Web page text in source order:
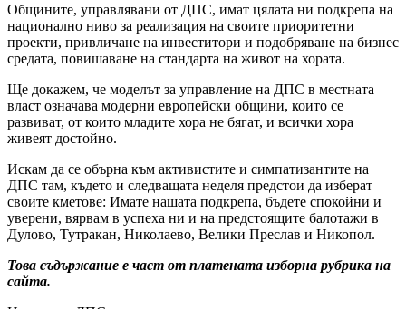
Общините, управлявани от ДПС, имат цялата ни подкрепа на
национално ниво за реализация на своите приоритетни
проекти, привличане на инвеститори и подобряване на бизнес
средата, повишаване на стандарта на живот на хората.
Ще докажем, че моделът за управление на ДПС в местната
власт означава модерни европейски общини, които се
развиват, от които младите хора не бягат, и всички хора
живеят достойно.
Искам да се обърна към активистите и симпатизантите на
ДПС там, където и следващата неделя предстои да изберат
своите кметове: Имате нашата подкрепа, бъдете спокойни и
уверени, вярвам в успеха ни и на предстоящите балотажи в
Дулово, Тутракан, Николаево, Велики Преслав и Никопол.
Това съдържание е част от платената изборна рубрика на
сайта.